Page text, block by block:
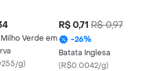
Verde em
g)
R$ 0,71 R$ 0,97
-26%
Batata Inglesa
(R$0.0042/g)